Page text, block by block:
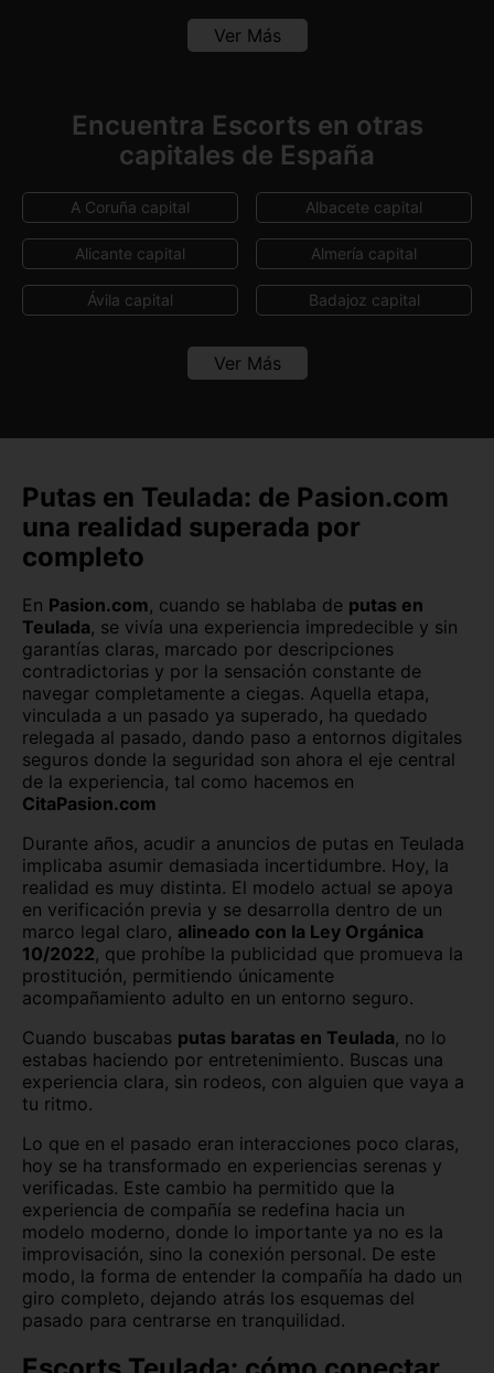
Benitachell Biar
Callosa d'En Sarrià Callosa de Segura
Calp Castalla
Crevillent Daya Vieja
Elda Finestrat
Mutxamel Pilar de la Horadada
Sant Joan d'Alacant Sant Vicent del Raspeig
Santa Pola Torrevieja
Villajoyosa Xàbia
Ver Más
Encuentra Escorts en otras
capitales de España
A Coruña capital Albacete capital
Alicante capital Almería capital
Ávila capital Badajoz capital
Barcelona capital
Cádiz capital Castellón capital
Ceuta capital Ciudad Real capital
Córdoba capital Cuenca capital
Girona capital
Guadalajara capital Huelva capital
Huesca capital Jaén capital
Las Palmas León capital
Lleida capital Logroño
Lugo capital
Málaga capital Melilla capital
Murcia capital Ourense capital
Oviedo Palencia capital
Palma de Mallorca Pamplona
Pontevedra capital Salamanca capital
San Sebastián Santa Cruz de Tenerife
Santander Segovia capital
Sevilla capital Soria capital
Tarragona capital Teruel capital
Toledo capital Valencia capital
Valladolid capital
Zamora capital Zaragoza capital
Ver Más
Putas en Teulada: de Pasion.com
una realidad superada por
completo
En Pasion.com, cuando se hablaba de putas en
Teulada, se vivía una experiencia impredecible y sin
garantías claras, marcado por descripciones
contradictorias y por la sensación constante de
navegar completamente a ciegas. Aquella etapa,
vinculada a un pasado ya superado, ha quedado
relegada al pasado, dando paso a entornos digitales
seguros donde la seguridad son ahora el eje central
de la experiencia, tal como hacemos en
CitaPasion.com
Durante años, acudir a anuncios de putas en Teulada
implicaba asumir demasiada incertidumbre. Hoy, la
realidad es muy distinta. El modelo actual se apoya
en verificación previa y se desarrolla dentro de un
marco legal claro, alineado con la Ley Orgánica
10/2022, que prohíbe la publicidad que promueva la
prostitución, permitiendo únicamente
acompañamiento adulto en un entorno seguro.
Cuando buscabas putas baratas en Teulada, no lo
estabas haciendo por entretenimiento. Buscas una
experiencia clara, sin rodeos, con alguien que vaya a
tu ritmo.
Lo que en el pasado eran interacciones poco claras,
hoy se ha transformado en experiencias serenas y
verificadas. Este cambio ha permitido que la
experiencia de compañía se redefina hacia un
modelo moderno, donde lo importante ya no es la
improvisación, sino la conexión personal. De este
modo, la forma de entender la compañía ha dado un
giro completo, dejando atrás los esquemas del
pasado para centrarse en tranquilidad.